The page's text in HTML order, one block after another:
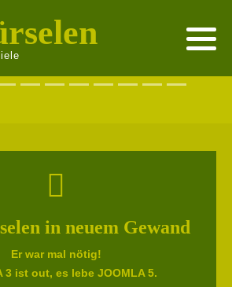
in neuem Gewand
Er war mal nötig!
3 ist out, es lebe JOOMLA 5.